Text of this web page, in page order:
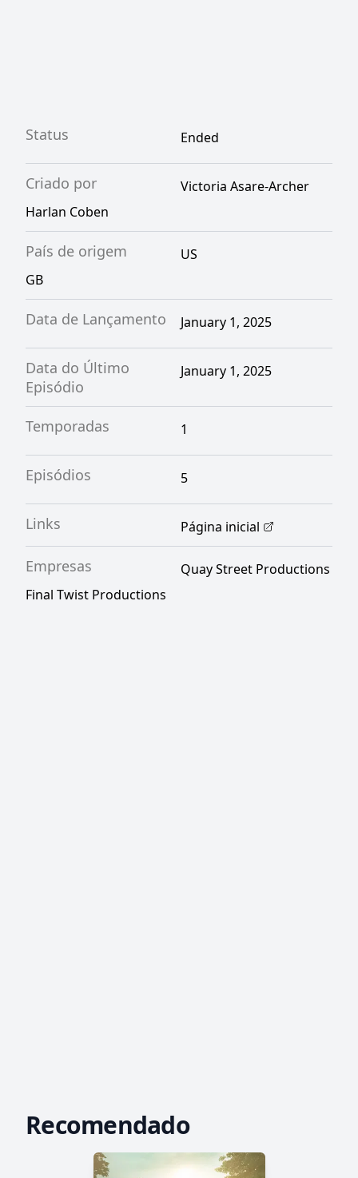
Status Ended
Criado por
Victoria Asare-Archer
Harlan Coben
País de origem
US
GB
Data de Lançamento January 1, 2025
Data do Último
Episódio
January 1, 2025
Temporadas 1
Episódios 5
Links Página inicial
Empresas
Quay Street Productions
Final Twist Productions
Recomendado